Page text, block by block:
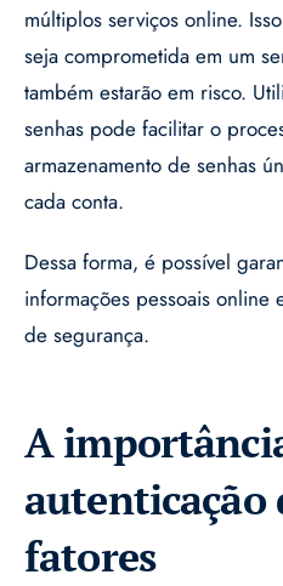
múltiplos serviços online.
seja comprometida em um
também estarão em risco.
senhas pode facilitar o
armazenamento de senhas
cada conta.
Dessa forma, é possível
informações pessoais online
de segurança.
A
autenticação
fatores